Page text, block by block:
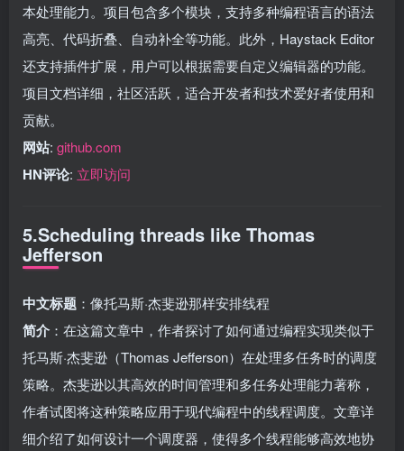
本处理能力。项目包含多个模块，支持多种编程语言的语法
高亮、代码折叠、自动补全等功能。此外，Haystack Editor
还支持插件扩展，用户可以根据需要自定义编辑器的功能。
项目文档详细，社区活跃，适合开发者和技术爱好者使用和
贡献。
网站: github.com
HN评论: 立即访问
5.Scheduling threads like Thomas
Jefferson
中文标题 ：像托马斯·杰斐逊那样安排线程
简介 ：在这篇文章中，作者探讨了如何通过编程实现类似于
托马斯·杰斐逊（Thomas Jefferson）在处理多任务时的调度
策略。杰斐逊以其高效的时间管理和多任务处理能力著称，
作者试图将这种策略应用于现代编程中的线程调度。文章详
细介绍了如何设计一个调度器，使得多个线程能够高效地协